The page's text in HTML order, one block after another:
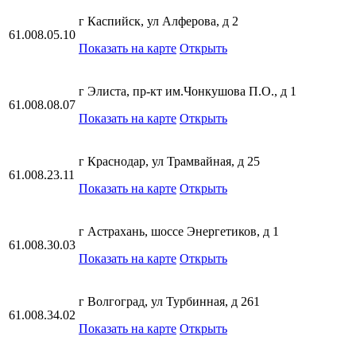
61.008.05.10
г Каспийск, ул Алферова, д 2
Показать на карте Открыть
61.008.08.07
г Элиста, пр-кт им.Чонкушова П.О., д 1
Показать на карте Открыть
61.008.23.11
г Краснодар, ул Трамвайная, д 25
Показать на карте Открыть
61.008.30.03
г Астрахань, шоссе Энергетиков, д 1
Показать на карте Открыть
61.008.34.02
г Волгоград, ул Турбинная, д 261
Показать на карте Открыть